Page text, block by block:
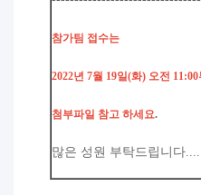
참가팀 접수는
2022년 7월 19일(화) 오전
첨부파일 참고 하세요.
많은 성원 부탁드립니다....